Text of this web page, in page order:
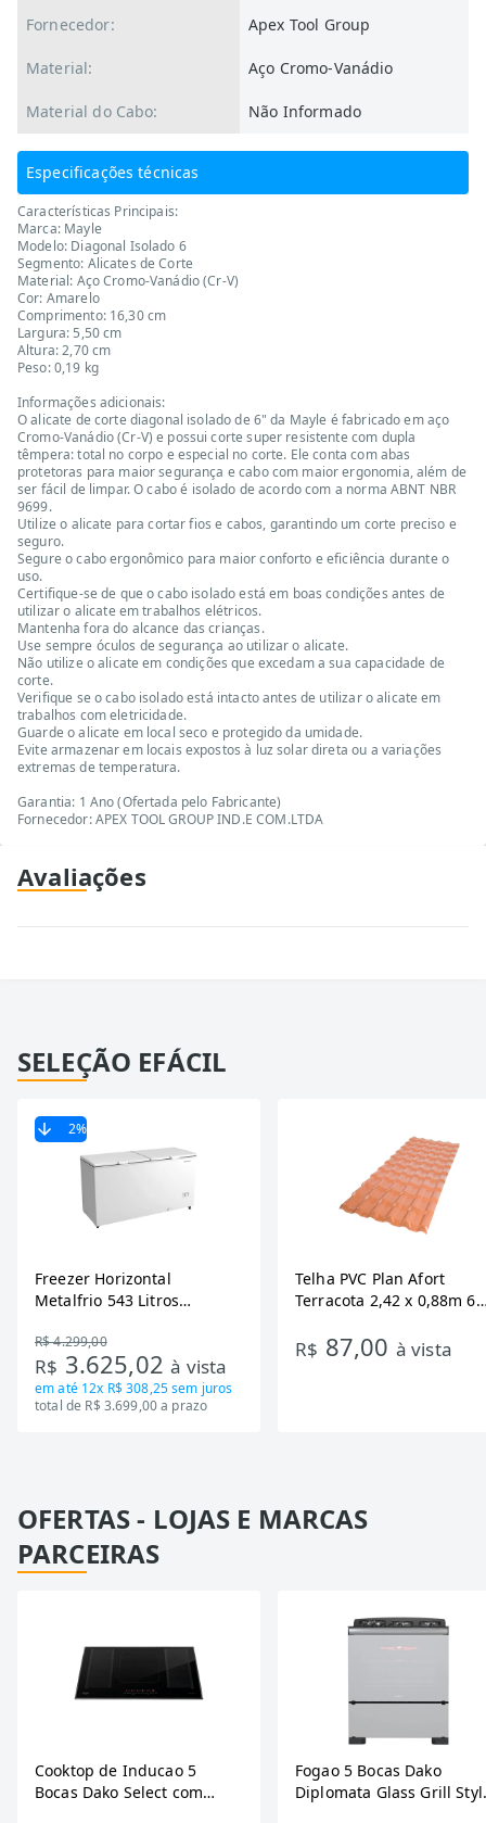
Fornecedor: Apex Tool Group
Material: Aço Cromo-Vanádio
Material do Cabo: Não Informado
Especificações técnicas
Características Principais:
Marca: Mayle
Modelo: Diagonal Isolado 6
Segmento: Alicates de Corte
Material: Aço Cromo-Vanádio (Cr-V)
Cor: Amarelo
Comprimento: 16,30 cm
Largura: 5,50 cm
Altura: 2,70 cm
Peso: 0,19 kg
Informações adicionais:
O alicate de corte diagonal isolado de 6" da Mayle é fabricado em aço
Cromo-Vanádio (Cr-V) e possui corte super resistente com dupla
têmpera: total no corpo e especial no corte. Ele conta com abas
protetoras para maior segurança e cabo com maior ergonomia, além de
ser fácil de limpar. O cabo é isolado de acordo com a norma ABNT NBR
9699.
Utilize o alicate para cortar fios e cabos, garantindo um corte preciso e
seguro.
Segure o cabo ergonômico para maior conforto e eficiência durante o
uso.
Certifique-se de que o cabo isolado está em boas condições antes de
utilizar o alicate em trabalhos elétricos.
Mantenha fora do alcance das crianças.
Use sempre óculos de segurança ao utilizar o alicate.
Não utilize o alicate em condições que excedam a sua capacidade de
corte.
Verifique se o cabo isolado está intacto antes de utilizar o alicate em
trabalhos com eletricidade.
Guarde o alicate em local seco e protegido da umidade.
Evite armazenar em locais expostos à luz solar direta ou a variações
extremas de temperatura.
Garantia: 1 Ano (Ofertada pelo Fabricante)
Fornecedor: APEX TOOL GROUP IND.E COM.LTDA
Avaliações
SELEÇÃO EFÁCIL
2%
Freezer Horizontal
Metalfrio 543 Litros
Tecnologia Inverter, Branco,
Bivolt
R$ 4.299,00
R$ 3.625,02à vista
em até 12x R$ 308,25sem juros
total de R$ 3.699,00 a prazo
Telha PVC Plan Afort
Terracota 2,42 x 0,88m 6
R$ 87,00 à vista
OFERTAS - LOJAS E MARCAS
PARCEIRAS
Cooktop de Inducao 5
Bocas Dako Select com
Fogao 5 Bocas Dako
Diplomata Glass Grill